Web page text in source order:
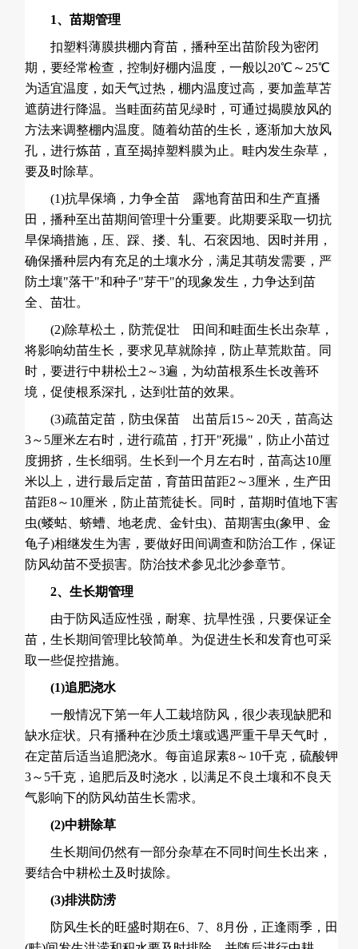
1、苗期管理
扣塑料薄膜拱棚内育苗，播种至出苗阶段为密闭
期，要经常检查，控制好棚内温度，一般以20℃～25℃
为适宜温度，如天气过热，棚内温度过高，要加盖草苫
遮荫进行降温。当畦面药苗见绿时，可通过揭膜放风的
方法来调整棚内温度。随着幼苗的生长，逐渐加大放风
孔，进行炼苗，直至揭掉塑料膜为止。畦内发生杂草，
要及时除草。
(1)抗旱保墒，力争全苗 露地育苗田和生产直播
田，播种至出苗期间管理十分重要。此期要采取一切抗
旱保墒措施，压、踩、搂、轧、石衮因地、因时并用，
确保播种层内有充足的土壤水分，满足其萌发需要，严
防土壤"落干"和种子"芽干"的现象发生，力争达到苗
全、苗壮。
(2)除草松土，防荒促壮 田间和畦面生长出杂草，
将影响幼苗生长，要求见草就除掉，防止草荒欺苗。同
时，要进行中耕松土2～3遍，为幼苗根系生长改善环
境，促使根系深扎，达到壮苗的效果。
(3)疏苗定苗，防虫保苗 出苗后15～20天，苗高达
3～5厘米左右时，进行疏苗，打开"死撮"，防止小苗过
度拥挤，生长细弱。生长到一个月左右时，苗高达10厘
米以上，进行最后定苗，育苗田苗距2～3厘米，生产田
苗距8～10厘米，防止苗荒徒长。同时，苗期时值地下害
虫(蝼蛄、蛴螬、地老虎、金针虫)、苗期害虫(象甲、金
龟子)相继发生为害，要做好田间调查和防治工作，保证
防风幼苗不受损害。防治技术参见北沙参章节。
2、生长期管理
由于防风适应性强，耐寒、抗旱性强，只要保证全
苗，生长期间管理比较简单。为促进生长和发育也可采
取一些促控措施。
(1)追肥浇水
一般情况下第一年人工栽培防风，很少表现缺肥和
缺水症状。只有播种在沙质土壤或遇严重干旱天气时，
在定苗后适当追肥浇水。每亩追尿素8～10千克，硫酸钾
3～5千克，追肥后及时浇水，以满足不良土壤和不良天
气影响下的防风幼苗生长需求。
(2)中耕除草
生长期间仍然有一部分杂草在不同时间生长出来，
要结合中耕松土及时拔除。
(3)排洪防涝
防风生长的旺盛时期在6、7、8月份，正逢雨季，田